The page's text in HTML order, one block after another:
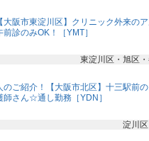
大阪市東淀川区】クリニック外来の
診のみOK！［YMT］
東淀川区・旭区
のご紹介！【大阪市北区】十三駅前
さん☆通し勤務［YDN］
淀川